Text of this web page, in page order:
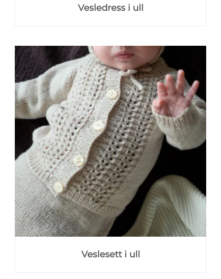
Vesledress i ull
Veslesett i ull